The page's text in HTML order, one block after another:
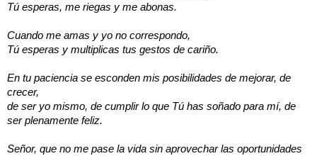
Tú esperas, me riegas y me abonas.
Cuando me amas y yo no correspondo,
Tú esperas y multiplicas tus gestos de cariño.
En tu paciencia se esconden mis posibilidades de mejorar, de
crecer,
de ser yo mismo, de cumplir lo que Tú has soñado para mí, de
ser plenamente feliz.
Señor, que no me pase la vida sin aprovechar las oportunidades